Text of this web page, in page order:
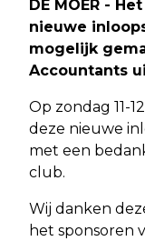
DE MOER -
nieuwe
mogelijk
Accountants
Op zondag 11-
deze nieuwe
met een
club.
Wij danken
het sponsoren